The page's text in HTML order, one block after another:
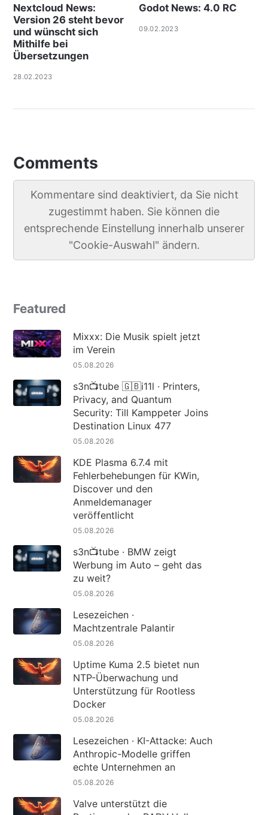
Nextcloud News:
Version 26 steht bevor
und wünscht sich
Mithilfe bei
Übersetzungen
28.02.2023
Godot News: 4.0 RC
09.02.2023
Comments
Kommentare sind deaktiviert, da Sie nicht
zugestimmt haben. Sie können die
entsprechende Einstellung innerhalb unserer
"Cookie-Auswahl" ändern.
Featured
Mixxx: Die Musik spielt jetzt
im Verein
05.08.2026
s3n📺tube 🇬🇧i11l · Printers,
Privacy, and Quantum
Security: Till Kamppeter Joins
Destination Linux 477
05.08.2026
KDE Plasma 6.7.4 mit
Fehlerbehebungen für KWin,
Discover und den
Anmeldemanager
veröffentlicht
05.08.2026
s3n📺tube · BMW zeigt
Werbung im Auto – geht das
zu weit?
05.08.2026
Lesezeichen ·
Machtzentrale Palantir
05.08.2026
Uptime Kuma 2.5 bietet nun
NTP-Überwachung und
Unterstützung für Rootless
Docker
05.08.2026
Lesezeichen · KI-Attacke: Auch
Anthropic-Modelle griffen
echte Unternehmen an
05.08.2026
Valve unterstützt die